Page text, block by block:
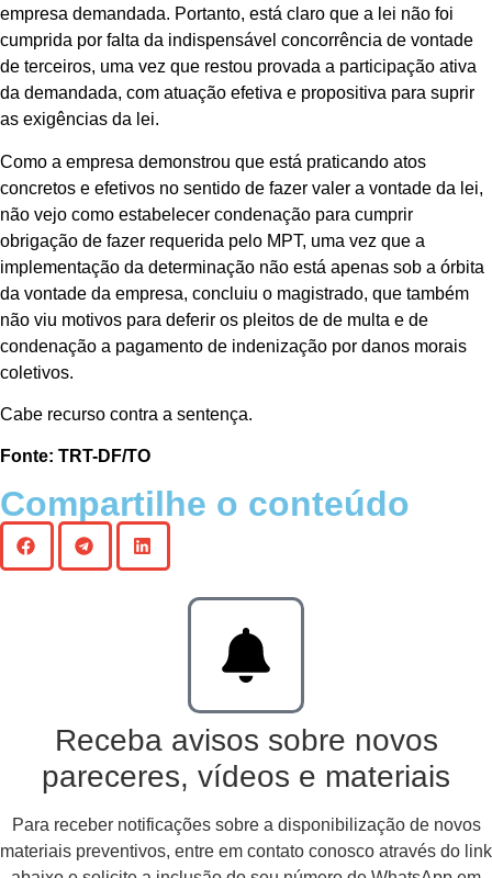
empresa demandada. Portanto, está claro que a lei não foi
cumprida por falta da indispensável concorrência de vontade
de terceiros, uma vez que restou provada a participação ativa
da demandada, com atuação efetiva e propositiva para suprir
as exigências da lei.
Como a empresa demonstrou que está praticando atos
concretos e efetivos no sentido de fazer valer a vontade da lei,
não vejo como estabelecer condenação para cumprir
obrigação de fazer requerida pelo MPT, uma vez que a
implementação da determinação não está apenas sob a órbita
da vontade da empresa, concluiu o magistrado, que também
não viu motivos para deferir os pleitos de de multa e de
condenação a pagamento de indenização por danos morais
coletivos.
Cabe recurso contra a sentença.
Fonte: TRT-DF/TO
Compartilhe o conteúdo
Receba avisos sobre novos
pareceres, vídeos e materiais
Para receber notificações sobre a disponibilização de novos
materiais preventivos, entre em contato conosco através do link